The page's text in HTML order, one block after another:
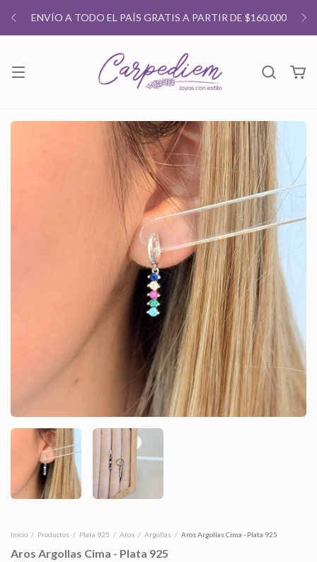
ENVÍO A TODO EL PAÍS GRATIS A PARTIR DE $160.000
Inicio / Productos / Plata 925 / Aros / Argollas / Aros Argollas Cima - Plata 925
Aros Argollas Cima - Plata 925